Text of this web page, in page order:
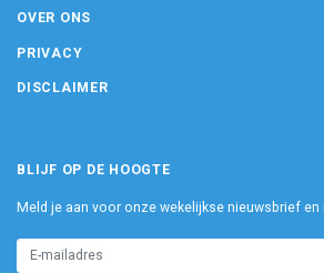
OVER ONS
PRIVACY
DISCLAIMER
BLIJF OP DE HOOGTE
Meld je aan voor onze wekelijkse nieuwsbrief